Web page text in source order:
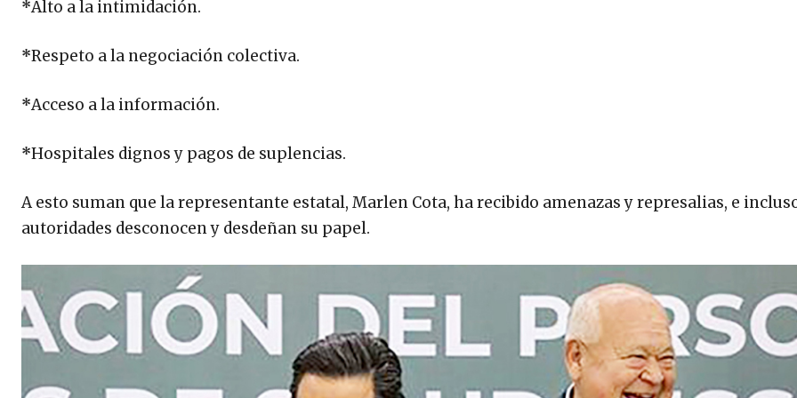
*Alto a la intimidación.
*Respeto a la negociación colectiva.
*Acceso a la información.
*Hospitales dignos y pagos de suplencias.
A esto suman que la representante estatal, Marlen Cota, ha recibido amenazas y represalias, e
autoridades desconocen y desdeñan su papel.